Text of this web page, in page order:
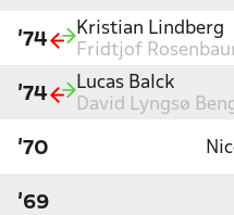
'74
Kristian Lindberg
Fridtjof
'74
Lucas Balck
David Lyngsø
'70
'69